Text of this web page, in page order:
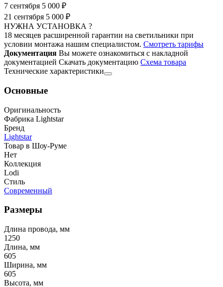
7 сентября 5 000 ₽
21 сентября 5 000 ₽
НУЖНА УСТАНОВКА ?
18 месяцев расширенной гарантии на светильники при
условии монтажа нашим специалистом. Смотреть тарифы
Документация Вы можете ознакомиться с накладной
документацией Скачать документацию Cхема товара
Технические характеристики
Основные
Оригинальность
Фабрика Lightstar
Бренд
Lightstar
Товар в Шоу-Руме
Нет
Коллекция
Lodi
Стиль
Современный
Размеры
Длина провода, мм
1250
Длина, мм
605
Ширина, мм
605
Высота, мм